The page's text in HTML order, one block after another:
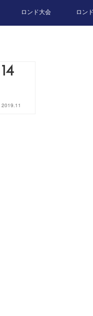
ロンド大会 ロン
14
2019.11